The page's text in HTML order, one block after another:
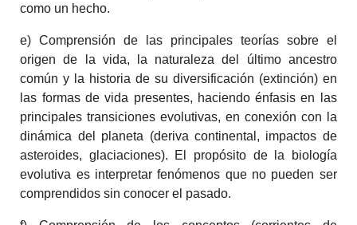
como un hecho.
e) Comprensión de las principales teorías sobre el
origen de la vida, la naturaleza del último ancestro
común y la historia de su diversificación (extinción) en
las formas de vida presentes, haciendo énfasis en las
principales transiciones evolutivas, en conexión con la
dinámica del planeta (deriva continental, impactos de
asteroides, glaciaciones). El propósito de la biología
evolutiva es interpretar fenómenos que no pueden ser
comprendidos sin conocer el pasado.